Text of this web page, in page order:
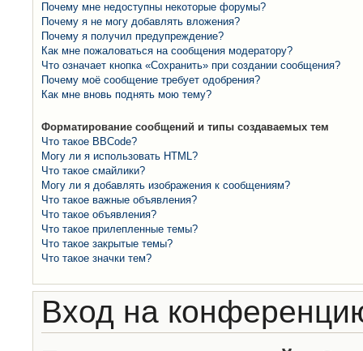
Почему мне недоступны некоторые форумы?
Почему я не могу добавлять вложения?
Почему я получил предупреждение?
Как мне пожаловаться на сообщения модератору?
Что означает кнопка «Сохранить» при создании сообщения?
Почему моё сообщение требует одобрения?
Как мне вновь поднять мою тему?
Форматирование сообщений и типы создаваемых тем
Что такое BBCode?
Могу ли я использовать HTML?
Что такое смайлики?
Могу ли я добавлять изображения к сообщениям?
Что такое важные объявления?
Что такое объявления?
Что такое прилепленные темы?
Что такое закрытые темы?
Что такое значки тем?
Вход на